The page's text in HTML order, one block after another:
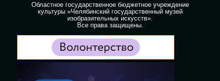
Областное государственное бюджетное учреждение
культуры «Челябинский государственный музей
изобразительных искусств».
Все права защищены.